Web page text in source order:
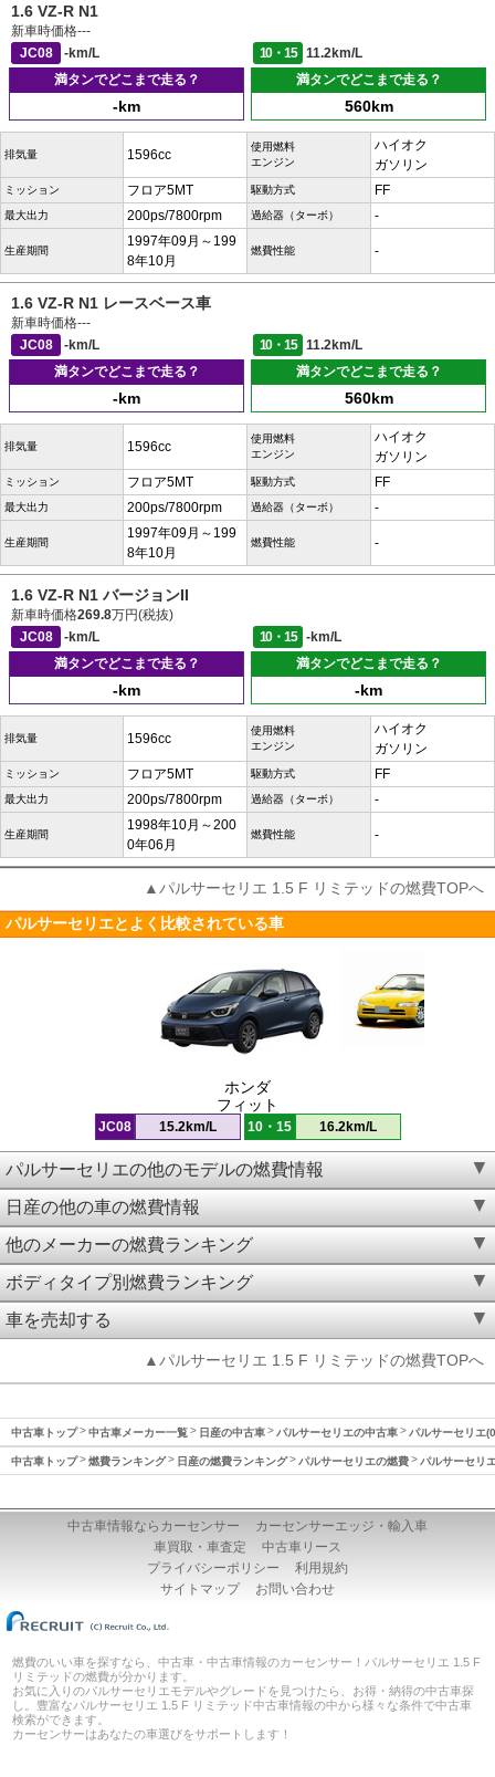
1.6 VZ-R N1
新車時価格---
JC08
-km/L 10・15
11.2km/L
満タンでどこまで走る？
-km
満タンでどこまで走る？
560km
排気量 1596cc
使用燃料
エンジン
ハイオク
ガソリン
ミッション フロア5MT 駆動方式 FF
最大出力 200ps/7800rpm 過給器（ターボ） -
生産期間
1997年09月～199
8年10月
燃費性能 -
1.6 VZ-R N1 レースベース車
新車時価格---
JC08
-km/L 10・15
11.2km/L
満タンでどこまで走る？
-km
満タンでどこまで走る？
560km
排気量 1596cc
使用燃料
エンジン
ハイオク
ガソリン
ミッション フロア5MT 駆動方式 FF
最大出力 200ps/7800rpm 過給器（ターボ） -
生産期間
1997年09月～199
8年10月
燃費性能 -
1.6 VZ-R N1 バージョンII
新車時価格269.8万円(税抜)
JC08
-km/L 10・15
-km/L
満タンでどこまで走る？
-km
満タンでどこまで走る？
-km
排気量 1596cc
使用燃料
エンジン
ハイオク
ガソリン
ミッション フロア5MT 駆動方式 FF
最大出力 200ps/7800rpm 過給器（ターボ） -
生産期間
1998年10月～200
0年06月
燃費性能 -
▲パルサーセリエ 1.5 F リミテッドの燃費TOPへ
パルサーセリエとよく比較されている車
ホンダ
フィット
JC08 15.2km/L 10・15 16.2km/L
パルサーセリエの他のモデルの燃費情報
日産の他の車の燃費情報
他のメーカーの燃費ランキング
ボディタイプ別燃費ランキング
車を売却する
▲パルサーセリエ 1.5 F リミテッドの燃費TOPへ
中古車トップ 中古車メーカー一覧 日産の中古車 パルサーセリエの中古車 パルサーセリエ
中古車トップ 燃費ランキング 日産の燃費ランキング パルサーセリエの燃費 パルサーセリ
中古車情報ならカーセンサー
カーセンサーエッジ・輸入車
車買取・車査定
中古車リース
プライバシーポリシー
利用規約
サイトマップ
お問い合わせ
燃費のいい車を探すなら、中古車・中古車情報のカーセンサー！パルサーセリエ 1.5 F
リミテッドの燃費が分かります。
お気に入りのパルサーセリエモデルやグレードを見つけたら、お得・納得の中古車探
し。豊富なパルサーセリエ 1.5 F リミテッド中古車情報の中から様々な条件で中古車
検索ができます。
カーセンサーはあなたの車選びをサポートします！